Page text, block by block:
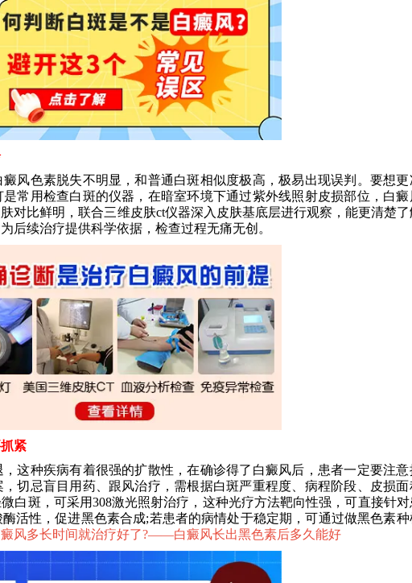
色素脱失不明显，和普通白斑相似度极高，极易出现误判。要想更
常用检查白斑的仪器，在暗室环境下通过紫外线照射皮损部位，白癜
对比鲜明，联合三维皮肤ct仪器深入皮肤基底层进行观察，能更清楚
后续治疗提供科学依据，检查过程无痛无创。
紧
种疾病有着很强的扩散性，在确诊得了白癜风后，患者一定要注意
切忌盲目用药、跟风治疗，需根据白斑严重程度、病程阶段、皮损面
白斑，可采用308激光照射治疗，这种光疗方法靶向性强，可直接针
活性，促进黑色素合成;若患者的病情处于稳定期，可通过做黑色素
癜风多长时间就治疗好了?——白癜风长出黑色素后多久能好